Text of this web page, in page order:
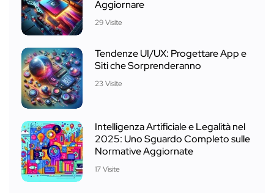
Aggiornare
29 Visite
Tendenze UI/UX: Progettare App e
Siti che Sorprenderanno
23 Visite
Intelligenza Artificiale e Legalità nel
2025: Uno Sguardo Completo sulle
Normative Aggiornate
17 Visite